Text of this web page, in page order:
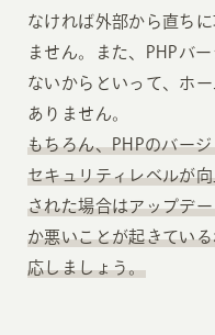
なければ外部から直ち
ません。また、PHPバ
ないからといって、ホ
ありません。
もちろん、PHPのバー
セキュリティレベルが
された場合はアップデ
か悪いことが起きてい
応しましょう。